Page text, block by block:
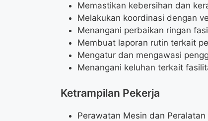
Memastikan kebersihan dan
Melakukan koordinasi dengan
Menangani perbaikan ringan
Membuat laporan rutin terkait
Mengatur dan mengawasi
Menangani keluhan terkait
Ketrampilan Pekerja
Perawatan Mesin dan Peralatan